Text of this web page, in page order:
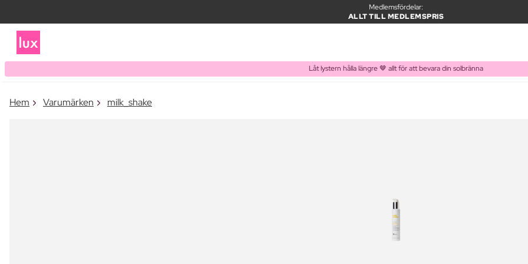
Medlemsfördelar:
ALLT TILL MEDLEMSPRIS
Låt lystern hålla längre 🤎 allt för att bevara din solbränna
Hem Varumärken milk_shake